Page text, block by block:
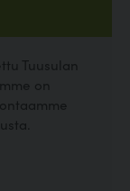
Tuusulan
on